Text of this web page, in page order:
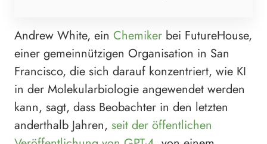
Andrew White, ein Chemiker bei FutureHouse,
einer gemeinnützigen Organisation in San
Francisco, die sich darauf konzentriert, wie KI
in der Molekularbiologie angewendet werden
kann, sagt, dass Beobachter in den letzten
anderthalb Jahren, seit der öffentlichen